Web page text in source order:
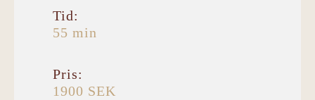
Tid:
55 min
Pris:
1900 SEK